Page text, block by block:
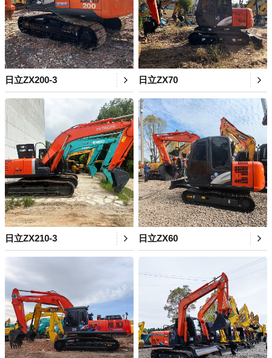
日立ZX200-3 日立ZX70
日立ZX210-3 日立ZX60